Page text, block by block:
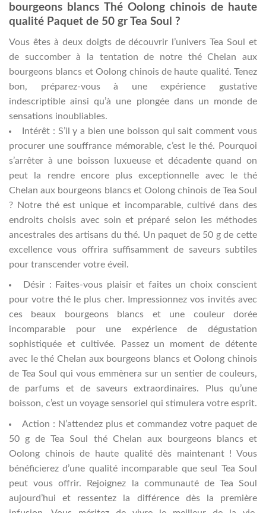
bourgeons blancs Thé Oolong chinois de haute
qualité Paquet de 50 gr Tea Soul ?
Vous êtes à deux doigts de découvrir l’univers Tea Soul et
de succomber à la tentation de notre thé Chelan aux
bourgeons blancs et Oolong chinois de haute qualité. Tenez
bon, préparez-vous à une expérience gustative
indescriptible ainsi qu’à une plongée dans un monde de
sensations inoubliables.
Intérêt : S’il y a bien une boisson qui sait comment vous
procurer une souffrance mémorable, c’est le thé. Pourquoi
s’arrêter à une boisson luxueuse et décadente quand on
peut la rendre encore plus exceptionnelle avec le thé
Chelan aux bourgeons blancs et Oolong chinois de Tea Soul
? Notre thé est unique et incomparable, cultivé dans des
endroits choisis avec soin et préparé selon les méthodes
ancestrales des artisans du thé. Un paquet de 50 g de cette
excellence vous offrira suffisamment de saveurs subtiles
pour transcender votre éveil.
Désir : Faites-vous plaisir et faites un choix conscient
pour votre thé le plus cher. Impressionnez vos invités avec
ces beaux bourgeons blancs et une couleur dorée
incomparable pour une expérience de dégustation
sophistiquée et cultivée. Passez un moment de détente
avec le thé Chelan aux bourgeons blancs et Oolong chinois
de Tea Soul qui vous emmènera sur un sentier de couleurs,
de parfums et de saveurs extraordinaires. Plus qu’une
boisson, c’est un voyage sensoriel qui stimulera votre esprit.
Action : N’attendez plus et commandez votre paquet de
50 g de Tea Soul thé Chelan aux bourgeons blancs et
Oolong chinois de haute qualité dès maintenant ! Vous
bénéficierez d’une qualité incomparable que seul Tea Soul
peut vous offrir. Rejoignez la communauté de Tea Soul
aujourd’hui et ressentez la différence dès la première